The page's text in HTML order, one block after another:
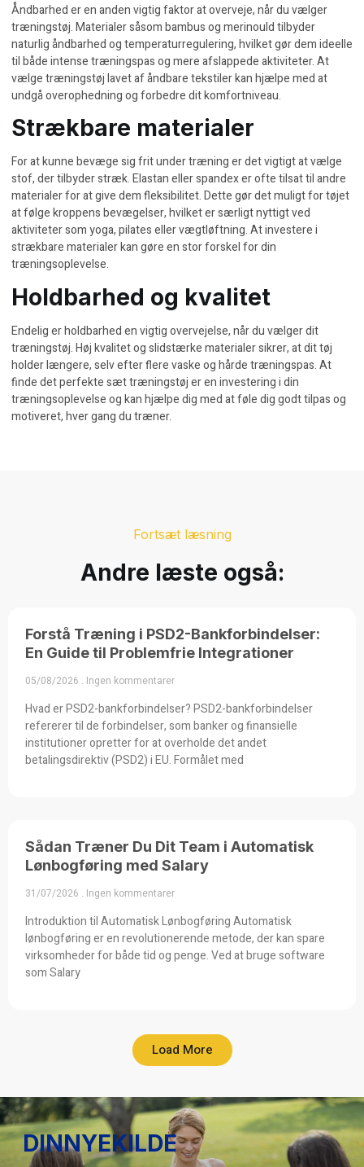
Åndbarhed er en anden vigtig faktor at overveje, når du vælger
træningstøj. Materialer såsom bambus og merinould tilbyder
naturlig åndbarhed og temperaturregulering, hvilket gør dem ideelle
til både intense træningspas og mere afslappede aktiviteter. At
vælgetræningstøjlavet af åndbare tekstiler kan hjælpe med at
undgå overophedning og forbedre dit komfortniveau.
Strækbare materialer
For at kunne bevæge sig frit under træning er det vigtigt at vælge
stof, der tilbyder stræk. Elastan eller spandex er ofte tilsat til andre
materialer for at give dem fleksibilitet. Dette gør det muligt for tøjet
at følge kroppens bevægelser, hvilket er særligt nyttigt ved
aktiviteter som yoga, pilates eller vægtløftning. At investere i
strækbare materialer kan gøre en stor forskel for din
træningsoplevelse.
Holdbarhed og kvalitet
Endelig er holdbarhed en vigtig overvejelse, når du vælger dit
træningstøj. Høj kvalitet og slidstærke materialer sikrer, at dit tøj
holder længere, selv efter flere vaske og hårde træningspas. At
findedet perfekte sæt træningstøjer en investering i din
træningsoplevelse og kan hjælpe dig med at føle dig godt tilpas og
motiveret, hver gang du træner.
Fortsæt læsning
Andre læste også:
Forstå Træning i PSD2-Bankforbindelser:
En Guide til Problemfrie Integrationer
05/08/2026 Ingen kommentarer
Hvad er PSD2-bankforbindelser? PSD2-bankforbindelser
refererer til de forbindelser, som banker og finansielle
institutioner opretter for at overholde det andet
betalingsdirektiv (PSD2) i EU. Formålet med
Sådan Træner Du Dit Team i Automatisk
Lønbogføring med Salary
31/07/2026 Ingen kommentarer
Introduktion til Automatisk Lønbogføring Automatisk
lønbogføring er en revolutionerende metode, der kan spare
virksomheder for både tid og penge. Ved at bruge software
som Salary
Load More
DINNYEKILDE